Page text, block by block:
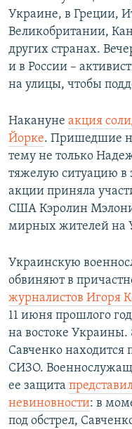
Украине, в Греции,
Великобритании,
других странах.
и в России –
на улицы, чтобы
Накануне акция
Йорке. Пришедшие
тему не только
тяжелую ситуацию в
акции приняла
США Кэролин
мирных жителей на
Украинскую
обвиняют в
журналистов Игоря
11 июня прошлого
на востоке Украины.
Савченко находится
СИЗО.
ее защита
невиновности: в
под обстрел,